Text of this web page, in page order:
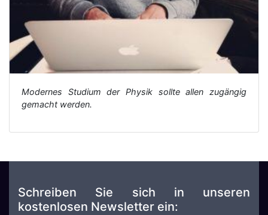
Modernes Studium der Physik sollte allen zugängig
gemacht werden.
Schreiben Sie sich in unseren
kostenlosen Newsletter ein: